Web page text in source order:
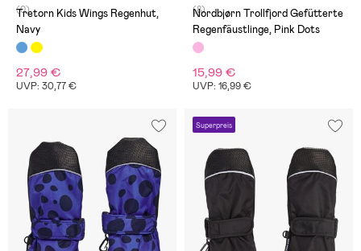
(0)
Tretorn Kids Wings Regenhut,
Navy
27,99 €
UVP: 30,77 €
(8)
Nordbjørn Trollfjord Gefütterte
Regenfäustlinge, Pink Dots
15,99 €
UVP: 16,99 €
Superpreis